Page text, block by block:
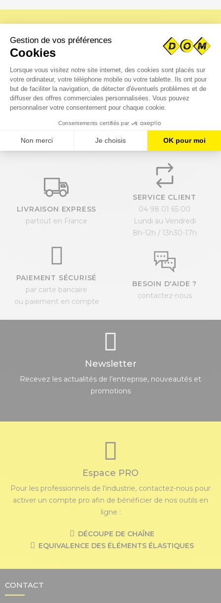
Vous avez besoin de pièces
spécifiques ?
Téléchargez immédiatement vos fichiers CAO pour un
traitement rapide de votre demande par notre bureau
d’étude.
Demander un devis en ligne
LIVRAISON EXPRESS
partout en France
SERVICE CLIENT
04 98 01 65 00
Lundi au Vendredi
8h-12h / 13h30-17h
PAIEMENT SÉCURISÉ
par carte bancaire
ou paiement en compte
BESOIN D'AIDE ?
contactez-nous
Newsletter
Recevez les actualités de l’entreprise, nouveautés et
promotions
Espace PRO
Pour les professionnels de l'industrie, contactez-nous pour
activer un compte pro afin de bénéficier de nos outils en
ligne :
DÉCOUPE DE CHAÎNE
EQUIVALENCE DES ÉLÉMENTS ÉLASTIQUES
CONTACT